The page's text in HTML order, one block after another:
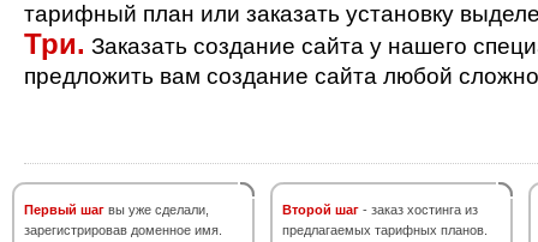
тарифный план или заказать установку
Три. Заказать создание сайта у нашего
предложить вам создание сайта любой
Первый шаг вы уже сделали,
зарегистрировав доменное имя.
Второй шаг - заказ хостинга из
предлагаемых тарифных планов.